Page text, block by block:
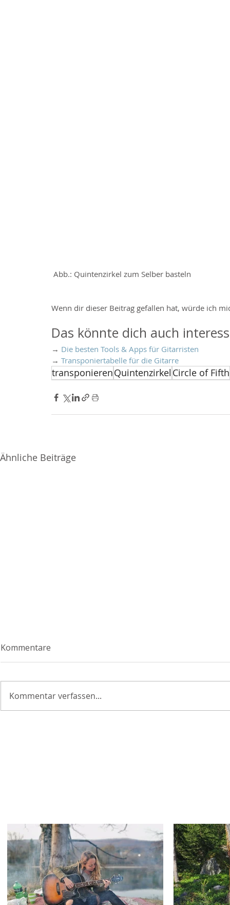
Abb.: Quintenzirkel zum Selber basteln
Wenn dir dieser Beitrag gefallen hat, würde ich
Das könnte dich auch
→ Die besten Tools & Apps für Gitarristen
→ Transponiertabelle für die Gitarre
transponierenQuintenzirkel Circle of Fifth
Ähnliche Beiträge
Kommentare
Kommentar verfassen...